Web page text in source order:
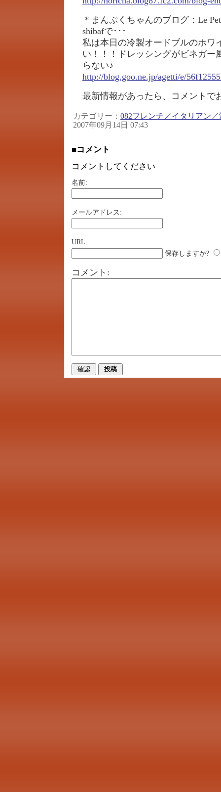
＊まんぷくちゃんのブログ：Le
shibafで･･･
私は本日の冷製オードブルのホ
い！！！ドレッシングがビネガー
らない♪
http://blog.goo.ne.jp/agetti/e/
最新情報があったら、コメントで
カテゴリー： 082フレンチ／イタリアン／
2007年09月14日 07:43
■コメント
コメントしてください
名前:
メールアドレス:
URL:
保存しますか?
コメント: